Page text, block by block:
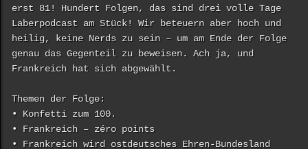
erst 81! Hundert Folgen, das sind drei volle Tage
Laberpodcast am Stück! Wir beteuern aber hoch und
heilig, keine Nerds zu sein – um am Ende der Folge
genau das Gegenteil zu beweisen. Ach ja, und
Frankreich hat sich abgewählt.
Themen der Folge:
• Konfetti zum 100.
• Frankreich – zéro points
• Frankreich wird ostdeutsches Ehren-Bundesland